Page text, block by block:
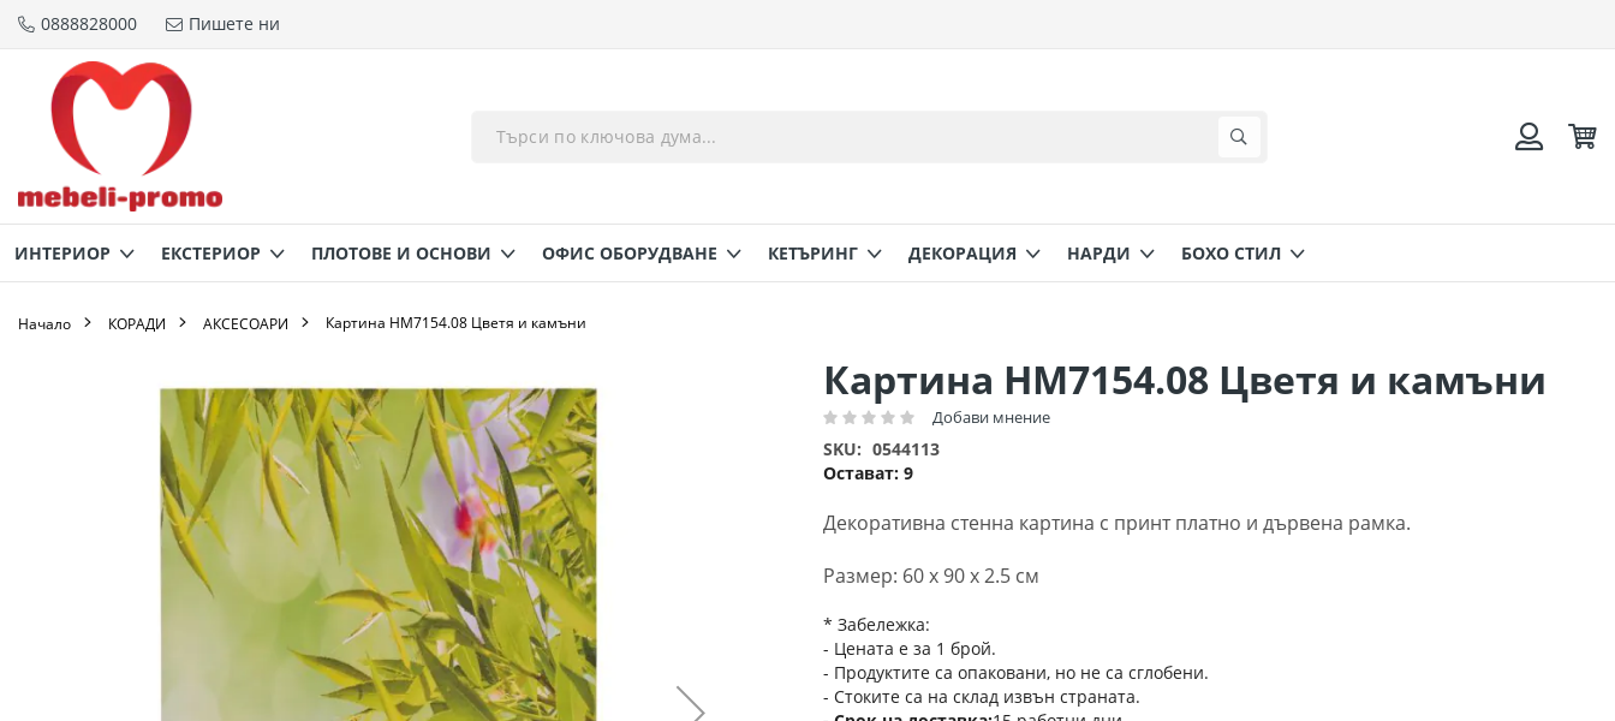
Прескачане
съдържанието
0888828000 Пишете ни
ИНТЕРИОР ЕКСТЕРИОР ПЛОТОВЕ И ОСНОВИ ОФИС ОБОРУДВАНЕ КЕТЪРИНГ ДЕКОРАЦИЯ НАРДИ БОХО СТИЛ
Начало КОРАДИ AКСЕСОАРИ Картина HM7154.08 Цветя и камъни
Картина HM7154.08 Цветя и камъни
Рейтинг: Добави мнение
Остават:9
SKU 0544113
Декоративна стенна картина с принт платно и дървена рамка.
Размер: 60 х 90 х 2.5 см
* Забележка:
- Цената е за 1 брой.
- Продуктите са опаковани, но не са сглобени.
- Стоките са на склад извън страната.